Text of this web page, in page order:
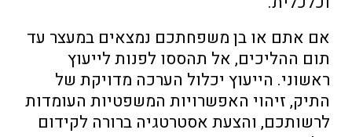
אם אתם או בן משפחתכם נמצאים במעצר עד
תום ההליכים, אל תהססו לפנות לייעוץ
ראשוני. הייעוץ יכלול הערכה מדויקת של
התיק, זיהוי האפשרויות המשפטיות העומדות
לרשותכם, והצעת אסטרטגיה ברורה לקידום